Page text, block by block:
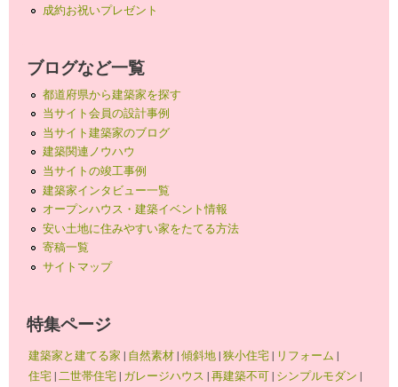
成約お祝いプレゼント
ブログなど一覧
都道府県から建築家を探す
当サイト会員の設計事例
当サイト建築家のブログ
建築関連ノウハウ
当サイトの竣工事例
建築家インタビュー一覧
オープンハウス・建築イベント情報
安い土地に住みやすい家をたてる方法
寄稿一覧
サイトマップ
特集ページ
建築家と建てる家 | 自然素材|傾斜地|狭小住宅| リフォーム |
住宅|二世帯住宅| ガレージハウス |再建築不可| シンプルモダン |